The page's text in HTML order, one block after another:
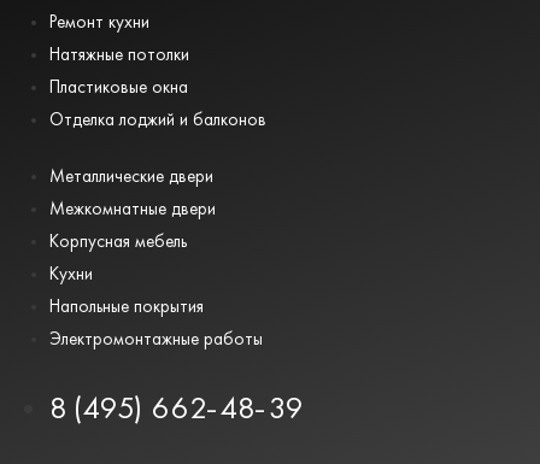
Ремонт кухни
Натяжные потолки
Пластиковые окна
Отделка лоджий и балконов
Металлические двери
Межкомнатные двери
Корпусная мебель
Кухни
Напольные покрытия
Электромонтажные работы
8 (495) 662-48-39